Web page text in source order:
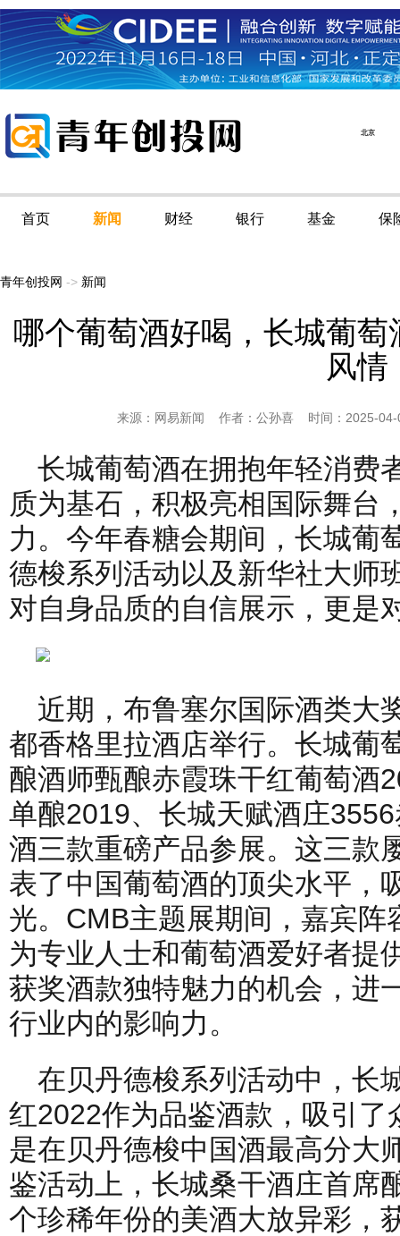
首页 新闻 财经 银行 基金 保
青年创投网 -> 新闻
哪个葡萄酒好喝，长城葡
风情
来源：网易新闻 作者：公孙喜 时间：2025-
长城葡萄酒在拥抱年轻消费
质为基石，积极亮相国际舞台
力。今年春糖会期间，长城葡
德梭系列活动以及新华社大师
对自身品质的自信展示，更是
近期，布鲁塞尔国际酒类大
都香格里拉酒店举行。长城葡
酿酒师甄酿赤霞珠干红葡萄酒
单酿2019、长城天赋酒庄
酒三款重磅产品参展。这三款
表了中国葡萄酒的顶尖水平，
光。CMB主题展期间，嘉宾
为专业人士和葡萄酒爱好者提
获奖酒款独特魅力的机会，进
行业内的影响力。
在贝丹德梭系列活动中，长
红2022作为品鉴酒款，吸引
是在贝丹德梭中国酒最高分大
鉴活动上，长城桑干酒庄首席
个珍稀年份的美酒大放异彩，